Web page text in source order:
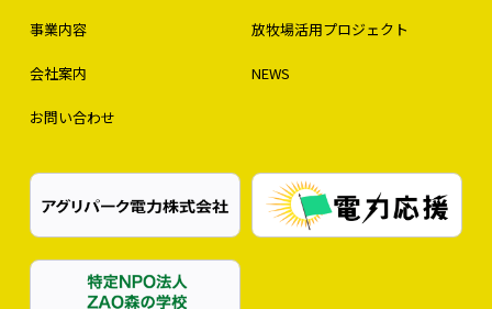
事業内容 放牧場活用プロジェクト
会社案内 NEWS
お問い合わせ